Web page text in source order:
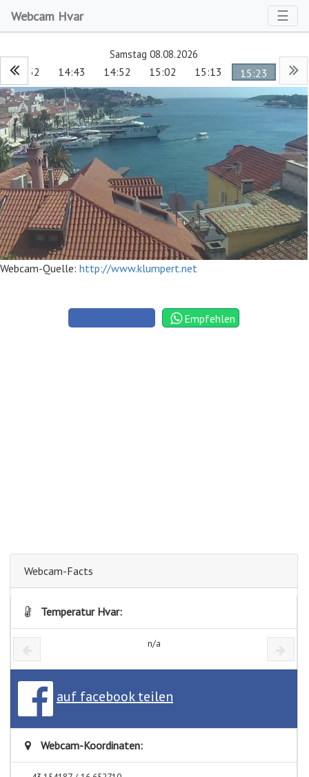
Webcam Hvar ☰
Samstag 08.08.2026
14:32 14:43 14:52 15:02 15:13 15:23
Webcam-Quelle: http://www.klumpert.net
Empfehlen
Webcam-Facts
Temperatur Hvar:
n/a
auf facebook teilen
Webcam-Koordinaten: